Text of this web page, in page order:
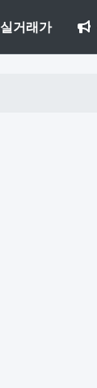
실거래가